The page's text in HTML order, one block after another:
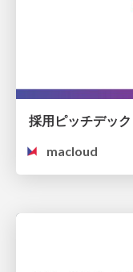
採用ピッチデック
macloud